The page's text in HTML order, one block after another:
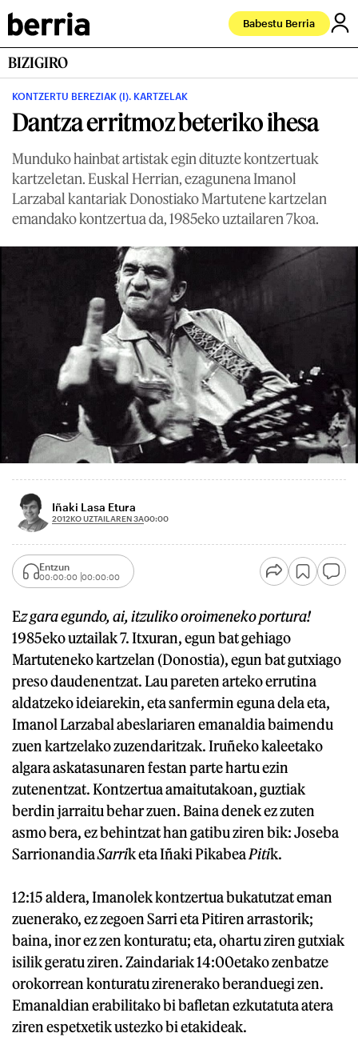
Babestu Berria
BIZIGIRO
KONTZERTU BEREZIAK (I). KARTZELAK
Dantza erritmoz beteriko ihesa
Munduko hainbat artistak egin dituzte kontzertuak
kartzeletan. Euskal Herrian, ezagunena Imanol
Larzabal kantariak Donostiako Martutene kartzelan
emandako kontzertua da, 1985eko uztailaren 7koa.
Iñaki Lasa Etura
2012KO UZTAILAREN 3A00:00
Entzun
00:00:00 00:00:00
Ez gara egundo, ai, itzuliko oroimeneko portura!
1985eko uztailak 7. Itxuran, egun bat gehiago
Martuteneko kartzelan (Donostia), egun bat gutxiago
preso daudenentzat. Lau pareten arteko errutina
aldatzeko ideiarekin, eta sanfermin eguna dela eta,
Imanol Larzabal abeslariaren emanaldia baimendu
zuen kartzelako zuzendaritzak. Iruñeko kaleetako
algara askatasunaren festan parte hartu ezin
zutenentzat. Kontzertua amaitutakoan, guztiak
berdin jarraitu behar zuen. Baina denek ez zuten
asmo bera, ez behintzat han gatibu ziren bik: Joseba
SarrionandiaSarrik eta Iñaki PikabeaPitik.
12:15 aldera, Imanolek kontzertua bukatutzat eman
zuenerako, ez zegoen Sarri eta Pitiren arrastorik;
baina, inor ez zen konturatu; eta, ohartu ziren gutxiak
isilik geratu ziren. Zaindariak 14:00etako zenbatze
orokorrean konturatu zirenerako beranduegi zen.
Emanaldian erabilitako bi bafletan ezkutatuta atera
ziren espetxetik ustezko bi etakideak.